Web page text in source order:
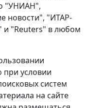
"УНИАН",
новости", "ИТАР-
и "Reuters" в любом
при условии
систем
на сайте